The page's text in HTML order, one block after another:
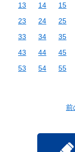
13
14 15
23
24 25
33
34 35
43
44 45
53
54 55
前